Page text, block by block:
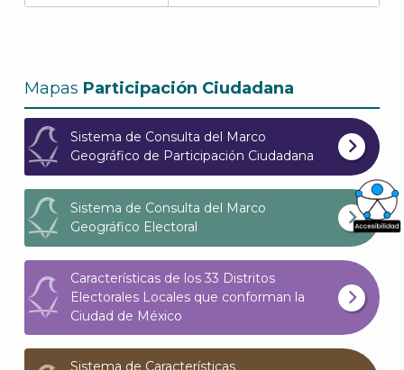
Mapas Participación Ciudadana
Sistema de Consulta del Marco
Geográfico de Participación Ciudadana
Sistema de Consulta del Marco
Geográfico Electoral
Características de los 33 Distritos
Electorales Locales que conforman la
Ciudad de México
Sistema de Características